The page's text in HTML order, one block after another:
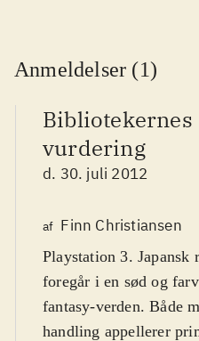
Anmeldelser (1)
Bibliotekernes
vurdering
d. 30. juli 2012
af Finn Christiansen
Playstation 3. Japansk
foregår i en sød og
fantasy-verden. Både
handling appellerer